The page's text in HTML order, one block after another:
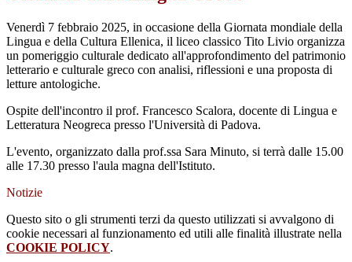
Venerdì 7 febbraio 2025, in occasione della Giornata mondiale della
Lingua e della Cultura Ellenica, il liceo classico Tito Livio organizza
un pomeriggio culturale dedicato all'approfondimento del patrimonio
letterario e culturale greco con analisi, riflessioni e una proposta di
letture antologiche.
Ospite dell'incontro il prof. Francesco Scalora, docente di Lingua e
Letteratura Neogreca presso l'Università di Padova.
L'evento, organizzato dalla prof.ssa Sara Minuto, si terrà dalle 15.00
alle 17.30 presso l'aula magna dell'Istituto.
Notizie
Questo sito o gli strumenti terzi da questo utilizzati si avvalgono di
cookie necessari al funzionamento ed utili alle finalità illustrate nella
COOKIE POLICY.